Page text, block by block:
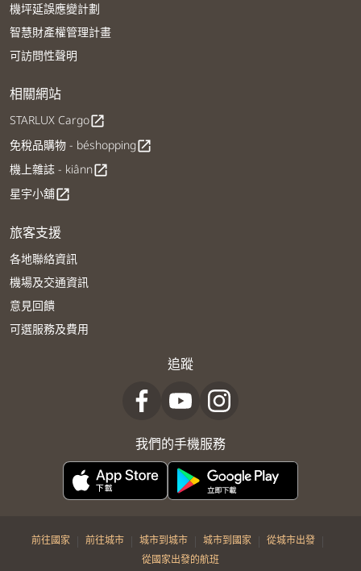
機坪延誤應變計劃
智慧財產權管理計畫
可訪問性聲明
相關網站
STARLUX Cargoopen_in_new
免稅品購物 - béshoppingopen_in_new
機上雜誌 - kiânnopen_in_new
星宇小舖open_in_new
旅客支援
各地聯絡資訊
機場及交通資訊
意見回饋
可選服務及費用
追蹤
我們的手機服務
前往國家 | 前往城市 | 城市到城市 | 城市到國家 | 從城市出發 |
從國家出發的航班